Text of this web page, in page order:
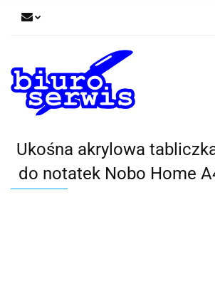
Ukośna akrylowa
do notatek Nobo Home